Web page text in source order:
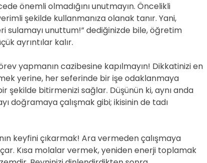
önemli olmadığını unutmayın. Öncelikli
şekilde kullanmanıza olanak tanır. Yani,
sulamayı unuttum!” dediğinizde bile, öğretim
ayrıntılar kalır.
yapmanın cazibesine kapılmayın! Dikkatinizi en
yerine, her seferinde bir işe odaklanmaya
şekilde bitirmenizi sağlar. Düşünün ki, aynı anda
doğramaya çalışmak gibi; ikisinin de tadı
keyfini çıkarmak! Ara vermeden çalışmaya
Kısa molalar vermek, yeniden enerji toplamak